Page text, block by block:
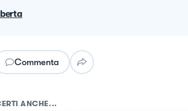
Commenta
ANCHE...